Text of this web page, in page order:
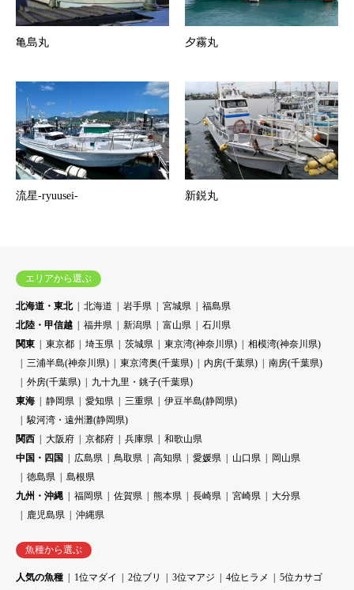
亀島丸 夕霧丸
流星-ryuusei- 新鋭丸
エリアから選ぶ
北海道・東北 北海道 岩手県 宮城県
福島県
北陸・甲信越
福井県 新潟県 富山県
石川県
関東
東京都 埼玉県 茨城県 東京湾(神奈川県)
相模湾(神奈川県)
三浦半島(神奈川県)
東京湾奥(千葉県) 内房(千葉県)
南房(千葉県)
外房(千葉県)
九十九里・銚子(千葉県)
東海
静岡県 愛知県 三重県
伊豆半島(静岡県)
駿河湾・遠州灘(静岡県)
関西
大阪府 京都府 兵庫県
和歌山県
中国・四国
広島県 鳥取県 高知県 愛媛県 山口県
岡山県
徳島県
島根県
九州・沖縄
福岡県 佐賀県 熊本県 長崎県 宮崎県
大分県
鹿児島県
沖縄県
魚種から選ぶ
人気の魚種 1位マダイ 2位ブリ 3位マアジ 4位ヒラメ
5位カサゴ